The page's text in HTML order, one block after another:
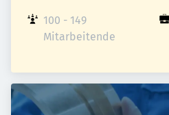
100 - 149
Mitarbeitende